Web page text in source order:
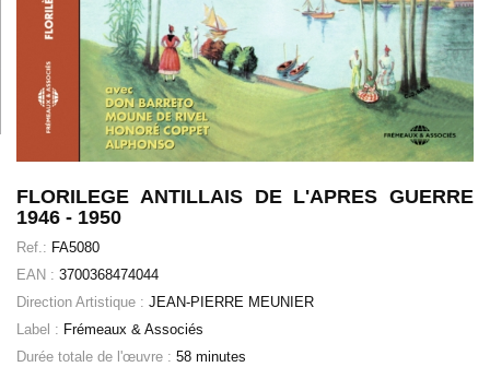
FLORILEGE ANTILLAIS DE L'APRES GUERRE
1946 - 1950
Ref.: FA5080
EAN : 3700368474044
Direction Artistique : JEAN-PIERRE MEUNIER
Label : Frémeaux & Associés
Durée totale de l'œuvre : 58 minutes